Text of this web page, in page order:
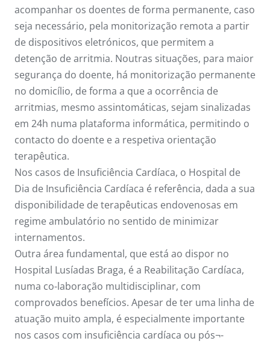
acompanhar os doentes de forma permanente, caso
seja necessário, pela monitorização remota a partir
de dispositivos eletrónicos, que permitem a
detenção de arritmia. Noutras situações, para maior
segurança do doente, há monitorização permanente
no domicílio, de forma a que a ocorrência de
arritmias, mesmo assintomáticas, sejam sinalizadas
em 24h numa plataforma informática, permitindo o
contacto do doente e a respetiva orientação
terapêutica.
Nos casos de Insuficiência Cardíaca, o Hospital de
Dia de Insuficiência Cardíaca é referência, dada a sua
disponibilidade de terapêuticas endovenosas em
regime ambulatório no sentido de minimizar
internamentos.
Outra área fundamental, que está ao dispor no
Hospital Lusíadas Braga, é a Reabilitação Cardíaca,
numa co-laboração multidisciplinar, com
comprovados benefícios. Apesar de ter uma linha de
atuação muito ampla, é especialmente importante
nos casos com insuficiência cardíaca ou pós¬-